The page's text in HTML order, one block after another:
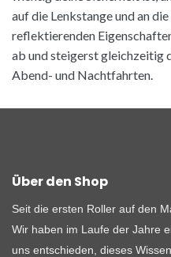
the
page
auf die Lenkstange und an
reflektierenden
ab und steigerst gleichzeitig
Abend- und Nachtfahrten.
Über den Shop
Seit die ersten Roller auf den
Wir haben im Laufe der Jahre
uns entschieden, dieses